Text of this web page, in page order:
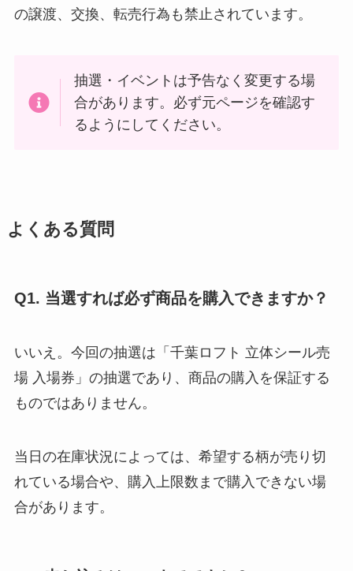
の譲渡、交換、転売行為も禁止されています。
抽選・イベントは予告なく変更する場
合があります。必ず元ページを確認す
るようにしてください。
よくある質問
Q1. 当選すれば必ず商品を購入できますか？
いいえ。今回の抽選は「千葉ロフト 立体シール売
場 入場券」の抽選であり、商品の購入を保証する
ものではありません。
当日の在庫状況によっては、希望する柄が売り切
れている場合や、購入上限数まで購入できない場
合があります。